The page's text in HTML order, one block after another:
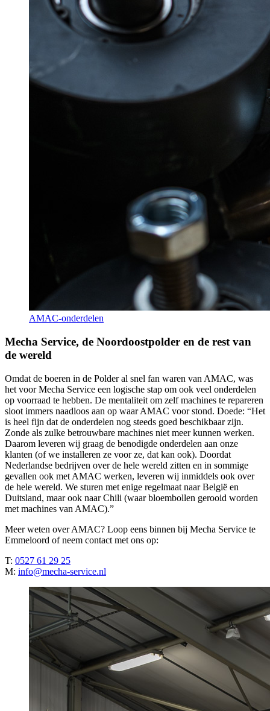
AMAC-onderdelen
Mecha Service, de Noordoostpolder en de rest van
de wereld
Omdat de boeren in de Polder al snel fan waren van AMAC, was
het voor Mecha Service een logische stap om ook veel onderdelen
op voorraad te hebben. De mentaliteit om zelf machines te repareren
sloot immers naadloos aan op waar AMAC voor stond. Doede: “Het
is heel fijn dat de onderdelen nog steeds goed beschikbaar zijn.
Zonde als zulke betrouwbare machines niet meer kunnen werken.
Daarom leveren wij graag de benodigde onderdelen aan onze
klanten (of we installeren ze voor ze, dat kan ook). Doordat
Nederlandse bedrijven over de hele wereld zitten en in sommige
gevallen ook met AMAC werken, leveren wij inmiddels ook over
de hele wereld. We sturen met enige regelmaat naar België en
Duitsland, maar ook naar Chili (waar bloembollen gerooid worden
met machines van AMAC).”
Meer weten over AMAC? Loop eens binnen bij Mecha Service te
Emmeloord of neem contact met ons op:
T: 0527 61 29 25
M: info@mecha-service.nl